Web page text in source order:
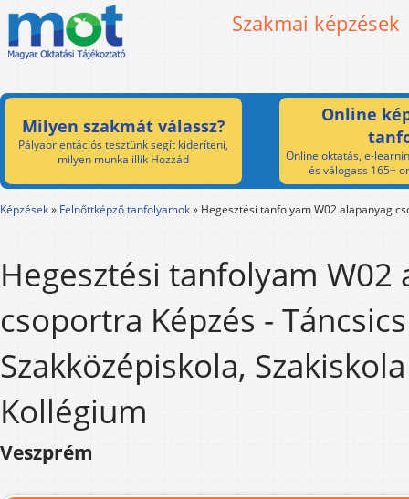
Szakmai képzések
Milyen szakmát válassz?
Pályaorientációs tesztünk segít kideríteni,
milyen munka illik Hozzád
Online
Online oktatás, e-
és válogass 165+
Képzések» Felnőttképző tanfolyamok» Hegesztési tanfolyam W02 alapanyag
Hegesztési tanfolyam W02
csoportra Képzés -
Szakközépiskola,
Kollégium
Veszprém